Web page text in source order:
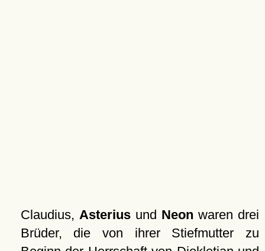
Claudius, Asteriusund Neon waren drei
Brüder, die von ihrer Stiefmutter zu